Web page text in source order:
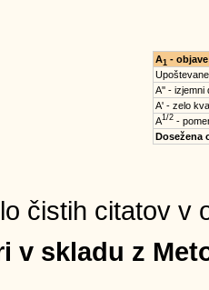
A1 - objave
A'' - izjemni
A' - zelo
A1/2-
Dosežena
čistih citatov v
v skladu z